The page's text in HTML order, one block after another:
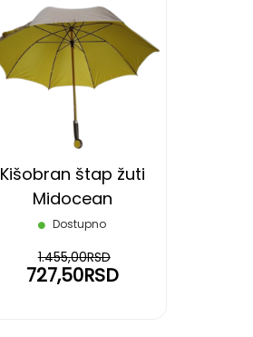
Kišobran štap žuti
Midocean
Dostupno
727,50RSD
1.455,00RSD
NA